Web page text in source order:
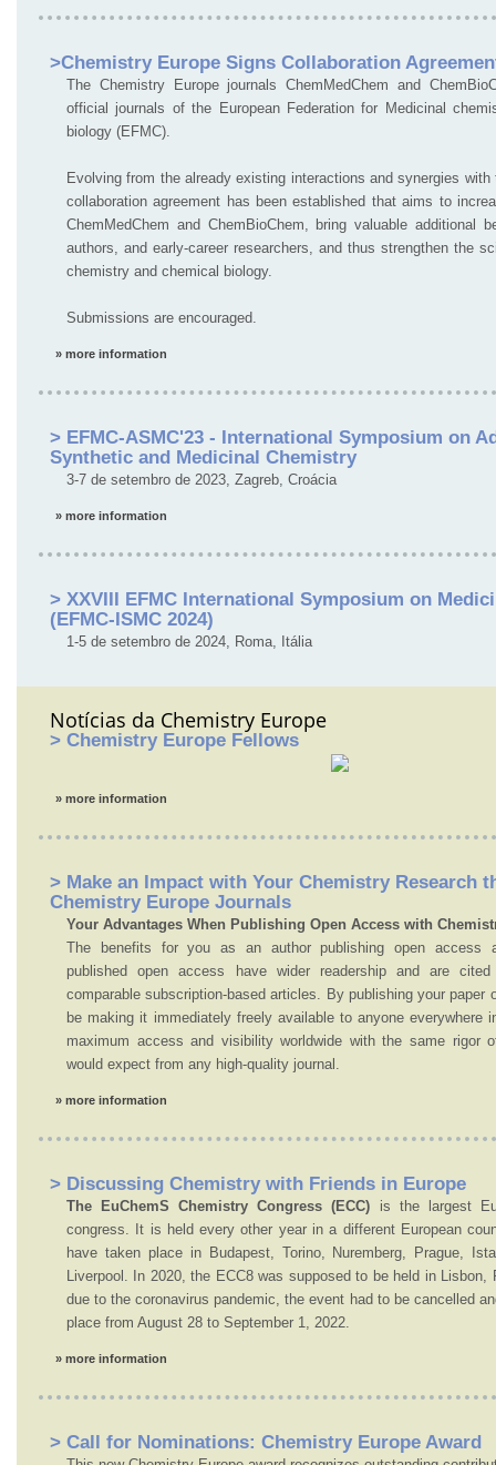
>Chemistry Europe Signs Collaboration
The Chemistry Europe journals ChemMedChem and
official journals of the European Federation for Medicinal
biology (EFMC).
Evolving from the already existing interactions and synergies with
collaboration agreement has been established that aims to
ChemMedChem and ChemBioChem, bring valuable additional
authors, and early-career researchers, and thus strengthen the
chemistry and chemical biology.
Submissions are encouraged.
» more information
> EFMC-ASMC'23 - International Symposium on
Synthetic and Medicinal Chemistry
3-7 de setembro de 2023, Zagreb, Croácia
» more information
> XXVIII EFMC International Symposium on
(EFMC-ISMC 2024)
1-5 de setembro de 2024, Roma, Itália
Notícias da Chemistry Europe
> Chemistry Europe Fellows
» more information
> Make an Impact with Your Chemistry Research
Chemistry Europe Journals
Your Advantages When Publishing Open Access with
The benefits for you as an author publishing open access
published open access have wider readership and are
comparable subscription-based articles. By publishing your paper
be making it immediately freely available to anyone everywhere
maximum access and visibility worldwide with the same rigor
would expect from any high-quality journal.
» more information
> Discussing Chemistry with Friends in Europe
The EuChemS Chemistry Congress (ECC) is the largest
congress. It is held every other year in a different European
have taken place in Budapest, Torino, Nuremberg, Prague,
Liverpool. In 2020, the ECC8 was supposed to be held in Lisbon,
due to the coronavirus pandemic, the event had to be cancelled
place from August 28 to September 1, 2022.
» more information
> Call for Nominations: Chemistry Europe Award